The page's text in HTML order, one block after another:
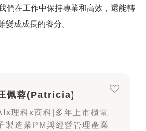
們在工作中保持專業和高效，還能轉
變成成長的養分。
佩蓉(Patricia)
理科x商科|多年上市櫃電
製造業PM與經營管理產業